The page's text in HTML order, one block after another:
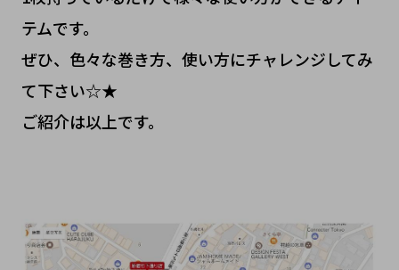
テムです。
ぜひ、色々な巻き方、使い方にチャレンジしてみ
て下さい☆★
ご紹介は以上です。